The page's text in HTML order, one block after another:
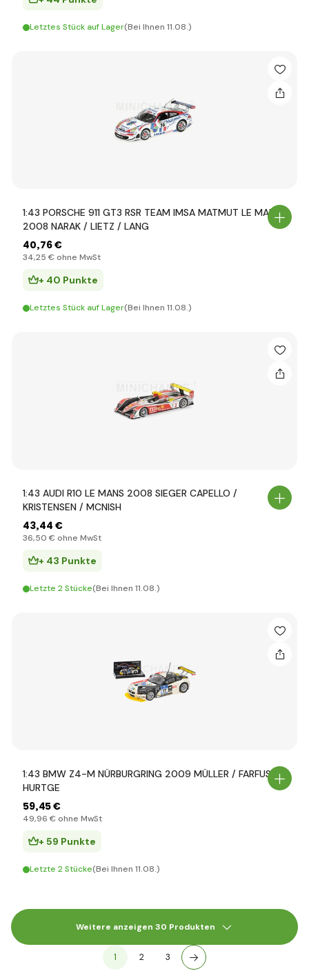
Letztes Stück auf Lager(Bei Ihnen 11.08.)
1:43 PORSCHE 911 GT3 RSR TEAM IMSA MATMUT LE MANS
2008 NARAK / LIETZ / LANG
40,76 €
34,25 € ohne MwSt
+ 40 Punkte
Letztes Stück auf Lager(Bei Ihnen 11.08.)
1:43 AUDI R10 LE MANS 2008 SIEGER CAPELLO /
KRISTENSEN / MCNISH
43,44 €
36,50 € ohne MwSt
+ 43 Punkte
Letzte 2 Stücke(Bei Ihnen 11.08.)
1:43 BMW Z4-M NÜRBURGRING 2009 MÜLLER / FARFUS /
HURTGE
59,45 €
49,96 € ohne MwSt
+ 59 Punkte
Letzte 2 Stücke(Bei Ihnen 11.08.)
Weitere anzeigen 30 Produkten
1 2 3